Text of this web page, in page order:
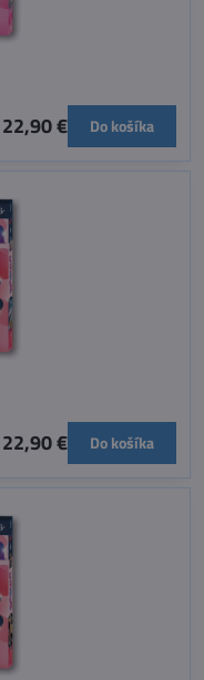
22,90 € Do košíka
22,90 € Do košíka